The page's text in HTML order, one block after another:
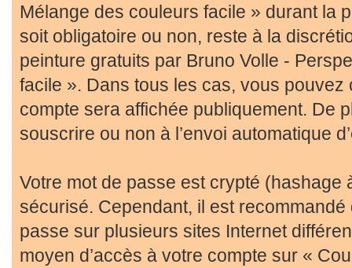
Mélange des couleurs facile » durant la
soit obligatoire ou non, reste à la
peinture gratuits par Bruno Volle -
facile ». Dans tous les cas, vous
compte sera affichée publiquement. De
souscrire ou non à l’envoi automatique
Votre mot de passe est crypté (hashage
sécurisé. Cependant, il est
passe sur plusieurs sites Internet
moyen d’accès à votre compte sur «